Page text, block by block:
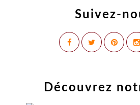
Suivez-
Découvrez